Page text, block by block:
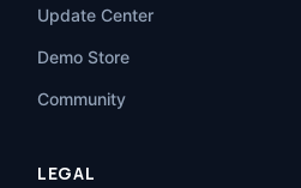
Update Center
Demo Store
Community
LEGAL